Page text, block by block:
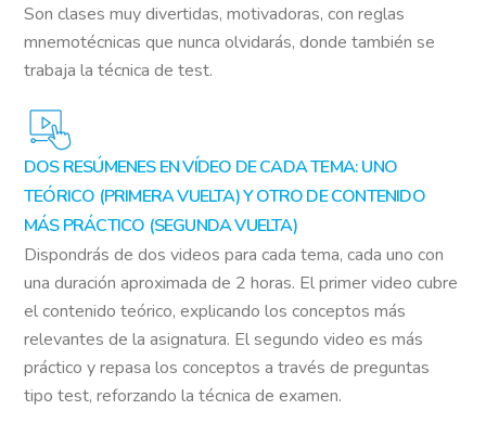
Son clases muy divertidas, motivadoras, con reglas
mnemotécnicas que nunca olvidarás, donde también se
trabaja la técnica de test.
DOS RESÚMENES EN VÍDEO DE CADA TEMA: UNO
TEÓRICO (PRIMERA VUELTA) Y OTRO DE CONTENIDO
MÁS PRÁCTICO (SEGUNDA VUELTA)
Dispondrás de dos videos para cada tema, cada uno con
una duración aproximada de 2 horas. El primer video cubre
el contenido teórico, explicando los conceptos más
relevantes de la asignatura. El segundo video es más
práctico y repasa los conceptos a través de preguntas
tipo test, reforzando la técnica de examen.